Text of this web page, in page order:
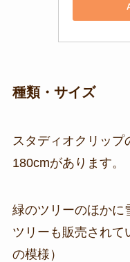
種類・サイズ
スタディオクリップ
180cmがあります。
緑のツリーのほかに
ツリーも販売されて
の模様）